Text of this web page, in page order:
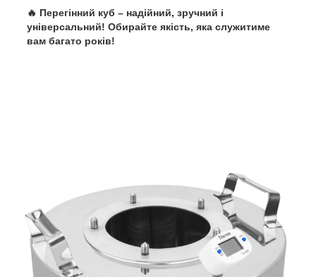
🔥 Перегінний куб – надійний, зручний і
універсальний! Обирайте якість, яка служитиме
вам багато років!